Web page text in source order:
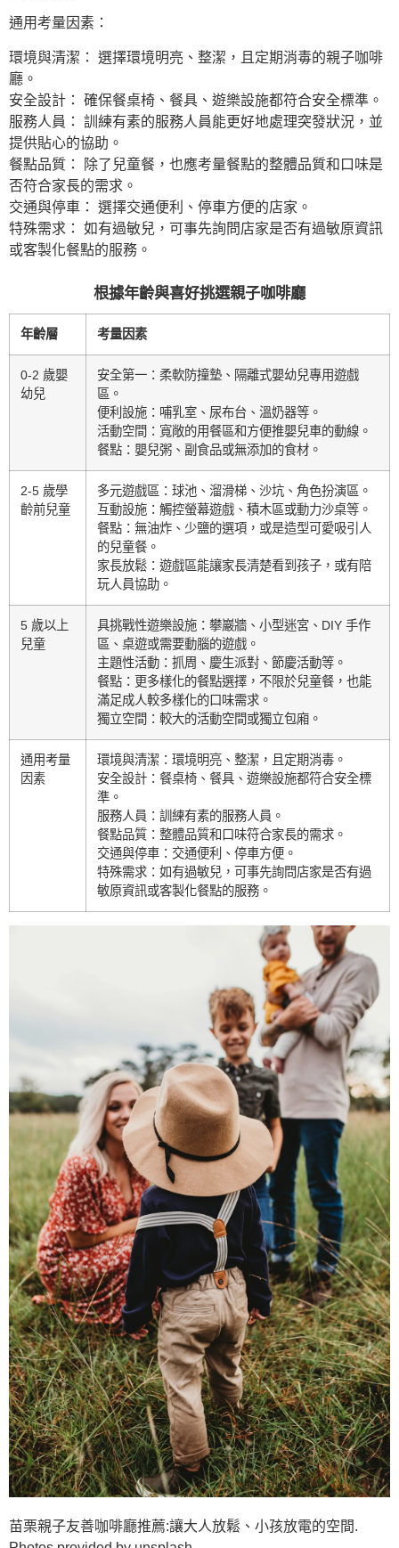
通用考量因素：
環境與清潔： 選擇環境明亮、整潔，且定期消毒的親子咖啡
廳。
安全設計： 確保餐桌椅、餐具、遊樂設施都符合安全標準。
服務人員： 訓練有素的服務人員能更好地處理突發狀況，並
提供貼心的協助。
餐點品質： 除了兒童餐，也應考量餐點的整體品質和口味是
否符合家長的需求。
交通與停車： 選擇交通便利、停車方便的店家。
特殊需求： 如有過敏兒，可事先詢問店家是否有過敏原資訊
或客製化餐點的服務。
根據年齡與喜好挑選親子咖啡廳
年齡層 考量因素
0-2 歲嬰
幼兒
安全第一：柔軟防撞墊、隔離式嬰幼兒專用遊戲
區。
便利設施：哺乳室、尿布台、溫奶器等。
活動空間：寬敞的用餐區和方便推嬰兒車的動線。
餐點：嬰兒粥、副食品或無添加的食材。
2-5 歲學
齡前兒童
多元遊戲區：球池、溜滑梯、沙坑、角色扮演區。
互動設施：觸控螢幕遊戲、積木區或動力沙桌等。
餐點：無油炸、少鹽的選項，或是造型可愛吸引人
的兒童餐。
家長放鬆：遊戲區能讓家長清楚看到孩子，或有陪
玩人員協助。
5 歲以上
兒童
具挑戰性遊樂設施：攀巖牆、小型迷宮、DIY 手作
區、桌遊或需要動腦的遊戲。
主題性活動：抓周、慶生派對、節慶活動等。
餐點：更多樣化的餐點選擇，不限於兒童餐，也能
滿足成人較多樣化的口味需求。
獨立空間：較大的活動空間或獨立包廂。
通用考量
因素
環境與清潔：環境明亮、整潔，且定期消毒。
安全設計：餐桌椅、餐具、遊樂設施都符合安全標
準。
服務人員：訓練有素的服務人員。
餐點品質：整體品質和口味符合家長的需求。
交通與停車：交通便利、停車方便。
特殊需求：如有過敏兒，可事先詢問店家是否有過
敏原資訊或客製化餐點的服務。
苗栗親子友善咖啡廳推薦:讓大人放鬆、小孩放電的空間.